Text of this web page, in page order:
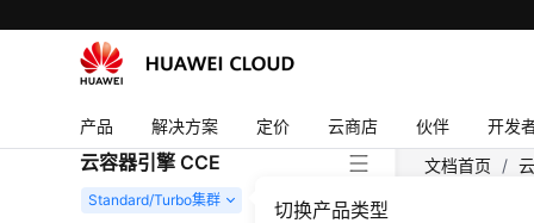
产品 解决方案 定价 云商店 伙伴 开发
云容器引擎 CCE
切换产品类型
文档首页 /